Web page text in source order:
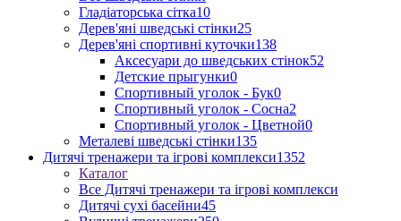
Гладіаторська сітка10
Дерев'яні шведські стінки25
Дерев'яні спортивні куточки138
Аксесуари до шведських стінок52
Детские прыгунки0
Спортивный уголок - Бук0
Спортивный уголок - Сосна2
Спортивный уголок - Цветной0
Металеві шведські стінки135
Дитячі тренажери та ігрові комплекси1352
Каталог
Все Дитячі тренажери та ігрові комплекси
Дитячі сухі басейни45